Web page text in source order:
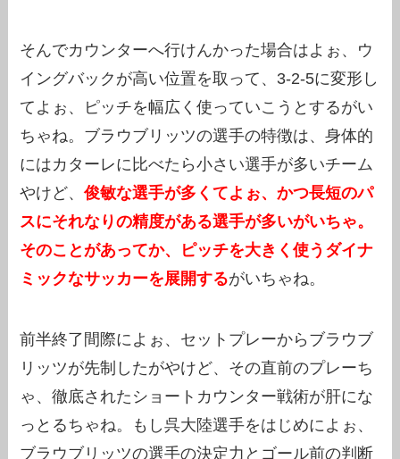
そんでカウンターへ行けんかった場合はよぉ、ウ
イングバックが高い位置を取って、3-2-5に変形し
てよぉ、ピッチを幅広く使っていこうとするがい
ちゃね。ブラウブリッツの選手の特徴は、身体的
にはカターレに比べたら小さい選手が多いチーム
やけど、俊敏な選手が多くてよぉ、かつ長短のパ
スにそれなりの精度がある選手が多いがいちゃ。
そのことがあってか、ピッチを大きく使うダイナ
ミックなサッカーを展開するがいちゃね。
前半終了間際によぉ、セットプレーからブラウブ
リッツが先制したがやけど、その直前のプレーち
ゃ、徹底されたショートカウンター戦術が肝にな
っとるちゃね。もし呉大陸選手をはじめによぉ、
ブラウブリッツの選手の決定力とゴール前の判断